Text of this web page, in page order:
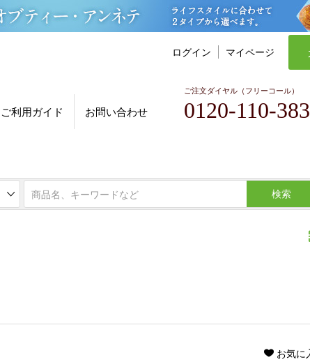
ログイン マイページ
ご利用ガイド お問い合わせ
ご注文ダイヤル（フリーコール）
0120-110-383
検索
お気に